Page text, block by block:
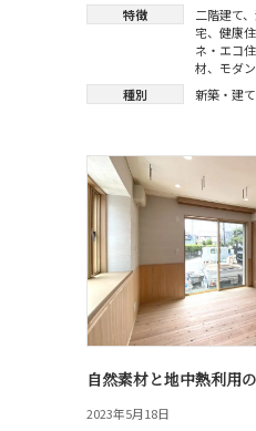
特徴
二階建て、
宅、健康
ネ・エコ
材、 モダ
種別
新築・建
自然素材と地中熱利用
2023年5月18日